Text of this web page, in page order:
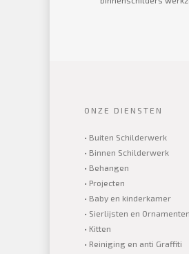
ONZE DIENSTEN
• Buiten Schilderwerk
• Binnen Schilderwerk
• Behangen
• Projecten
• Baby en kinderkamer
• Sierlijsten en Ornamenten
• Kitten
• Reiniging en anti Graffiti